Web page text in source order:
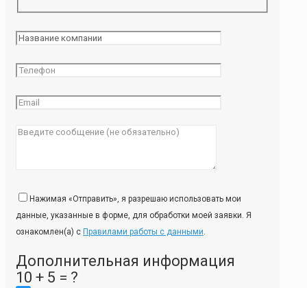
Нажимая «Отправить», я разрешаю использовать мои
данные, указанные в форме, для обработки моей заявки. Я
ознакомлен(а) с Правилами работы с данными.
Дополнительная информация
10 + 5 = ?